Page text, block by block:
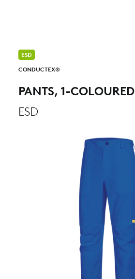
ESD
CONDUCTEX®
PANTS, 1-COLOURED
ESD